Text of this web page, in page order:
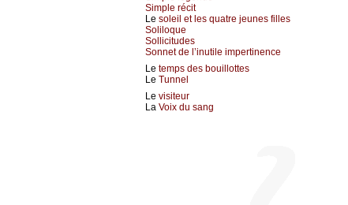
Simple récit
Le soleil et les quatre jeunes filles
Soliloque
Sollicitudes
Sonnet de l’inutile impertinence
Le temps des bouillottes
Le Tunnel
Le visiteur
La Voix du sang